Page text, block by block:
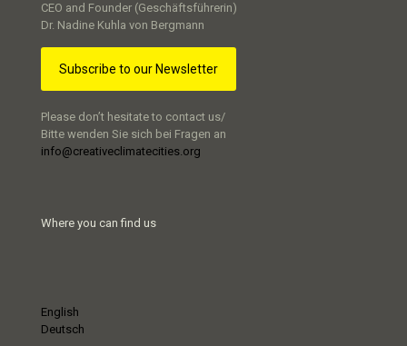
CEO and Founder (Geschäftsführerin)
Dr. Nadine Kuhla von Bergmann
Subscribe to our Newsletter
Please don’t hesitate to contact us/
Bitte wenden Sie sich bei Fragen an
info@creativeclimatecities.org
Where you can find us
English
Deutsch